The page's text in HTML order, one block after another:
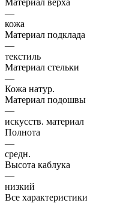
—
кожа
Материал подклада
—
текстиль
Материал стельки
—
Кожа натур.
Материал подошвы
—
искусств. материал
Полнота
—
средн.
Высота каблука
—
низкий
Все характеристики